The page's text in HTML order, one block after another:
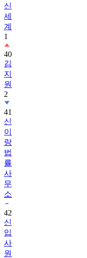
신
세
계
1
40
김
지
원
2
41
신
이
랑
법
률
사
무
소
42
신
입
사
원